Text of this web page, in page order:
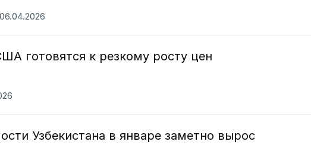
готовятся к резкому росту цен
Узбекистана в январе заметно вырос